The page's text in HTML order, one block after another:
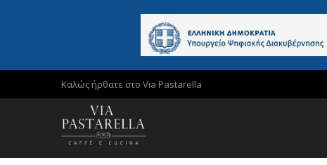
Καλώς ήρθατε στο Via Pastarella